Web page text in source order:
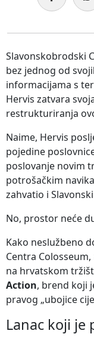
Slavonskobrodski
bez jednog od
informacijama s
Hervis zatvara
restrukturiranja
Naime, Hervis
pojedine
poslovanje novim
potrošačkim
zahvatio i
No, prostor neće
Kako neslužbeno
Centra
na hrvatskom
Action, brend koji
pravog „ubojice
Lanac koji